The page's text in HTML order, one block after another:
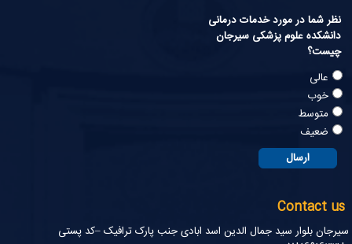
نظر شما در مورد خدمات درمانی
دانشکده علوم پزشکی سیرجان
چیست؟
عالی
خوب
متوسط
ضعیف
Contact us
سیرجان بلوار سید جمال الدین اسد ابادی جنب پارک ترافیک –کد پستی